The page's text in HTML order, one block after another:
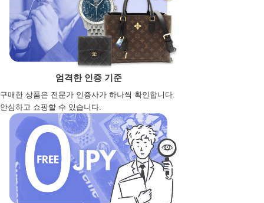
엄격한 인증 기준
구매한 상품은 전문가 인증사가 하나씩 확인합니다.
안심하고 쇼핑할 수 있습니다.